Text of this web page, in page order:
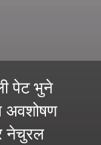
पेट भुने
नेचुरल